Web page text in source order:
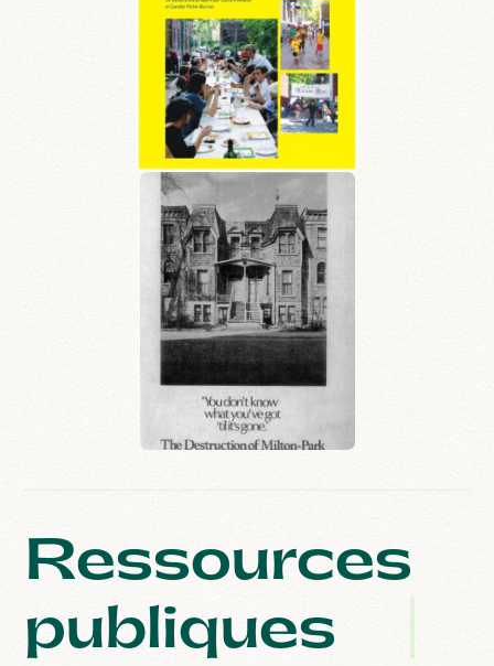
Ressources
publiques